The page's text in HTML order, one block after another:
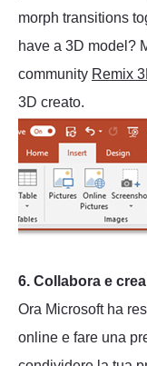
morph transitions
have a 3D model?
community Remix
3D creato.
6. Collabora e
Ora Microsoft ha
online e fare una